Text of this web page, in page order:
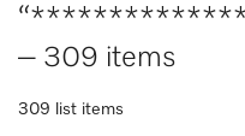
– 309 items
309 list items